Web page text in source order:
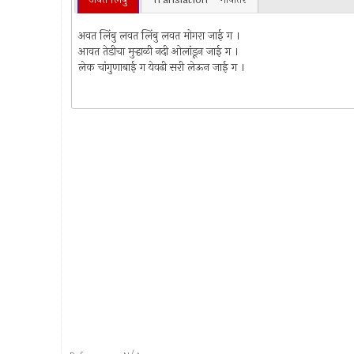
अवत लिंबु लवत लिंबु लवत मोगरा जाई ग ।
आवत तेडीचा मुर्‍हाळी नदी ओलांडून जाई ग ।
लेक चांगुणाबाई ग येवढी सरी लेऊन जाई ग ।